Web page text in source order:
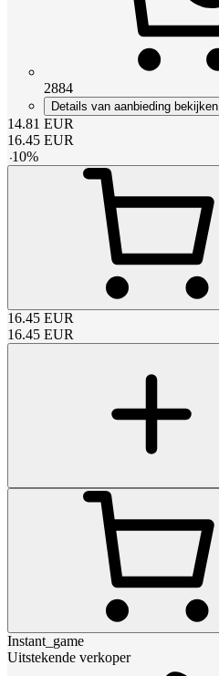
2884
Details van aanbieding bekijken
14.81 EUR
16.45 EUR
-10%
16.45 EUR
16.45 EUR
Instant_game
Uitstekende verkoper